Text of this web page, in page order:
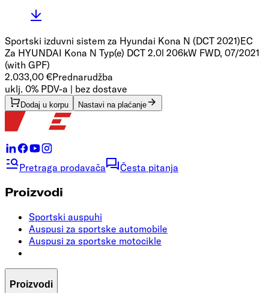
Sportski izduvni sistem za Hyundai Kona N (DCT 2021)EC
Za HYUNDAI Kona N Typ(e) DCT 2.0l 206kW FWD, 07/2021
(with GPF)
2.033,00 €Prednarudžba
uklj. 0% PDV-a | bez dostave
Dodaj u korpu Nastavi na plaćanje
Pretraga prodavača Česta pitanja
Proizvodi
Sportski auspuhi
Auspusi za sportske automobile
Auspusi za sportske motocikle
Proizvodi